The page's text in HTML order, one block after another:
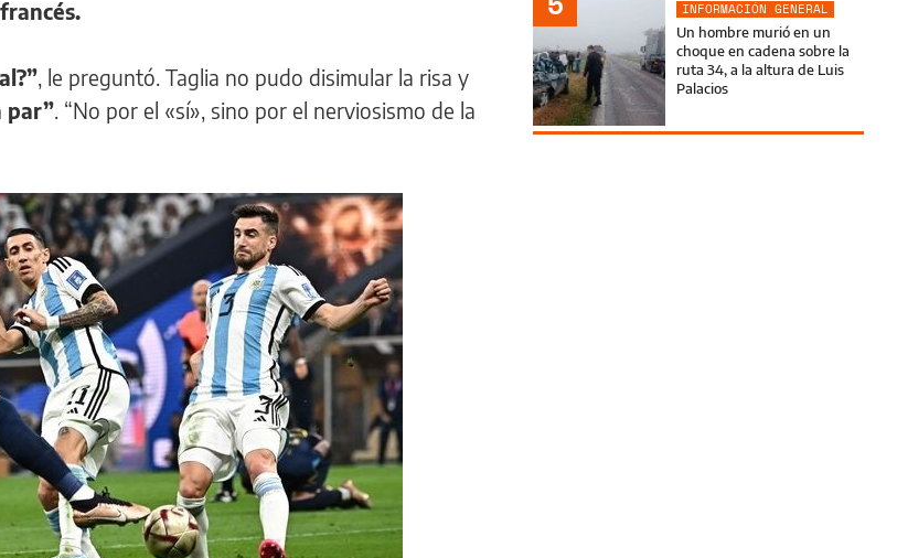
, le preguntó. Taglia no pudo disimular la risa y
par” . “No por el «sí», sino por el nerviosismo de la
INFORMACIÓN GENERAL
Un hombre murió en un
choque en cadena sobre la
ruta 34, a la altura de Luis
Palacios